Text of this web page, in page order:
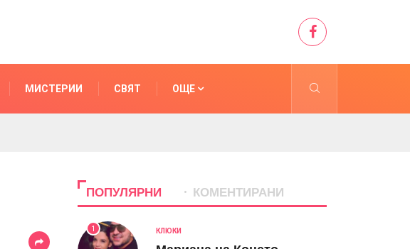
МИСТЕРИИ СВЯТ ОЩЕ
ПОПУЛЯРНИ КОМЕНТИРАНИ
1 КЛЮКИ